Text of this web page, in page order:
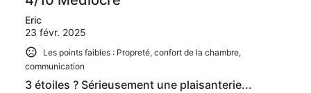
Eric
23 févr. 2025
Les points faibles : Propreté, confort de la chambre,
communication
3 étoiles ? Sérieusement une plaisanterie...